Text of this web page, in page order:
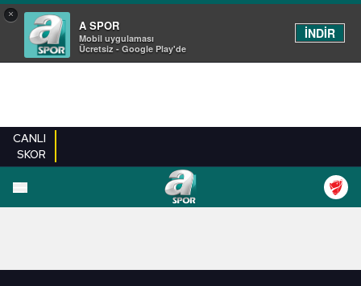
×
A SPOR
Mobil uygulaması
Ücretsiz - Google Play'de
İNDİR
CANLI
SKOR
FUTBOL